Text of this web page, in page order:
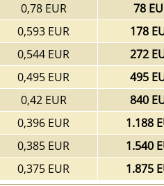
0,78 EUR
78
0,593 EUR
178
0,544 EUR
272
0,495 EUR
495
0,42 EUR
840
0,396 EUR
1.188
0,385 EUR
1.540
0,375 EUR 1.875